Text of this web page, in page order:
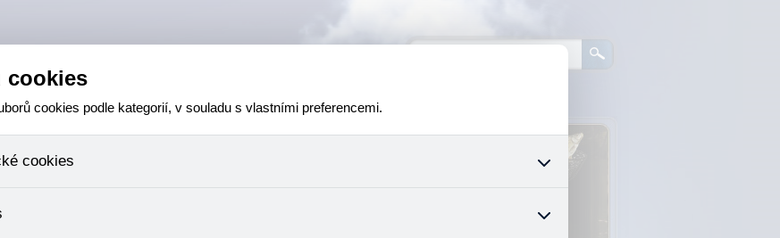
cookies
cookies podle kategorií, v souladu s vlastními preferencemi.
cookies
nákupním košíku, ovládání filtrů a také nastavení souhlasu s uživáním cookies. Pro tyto cookies
jej ani odebrat.